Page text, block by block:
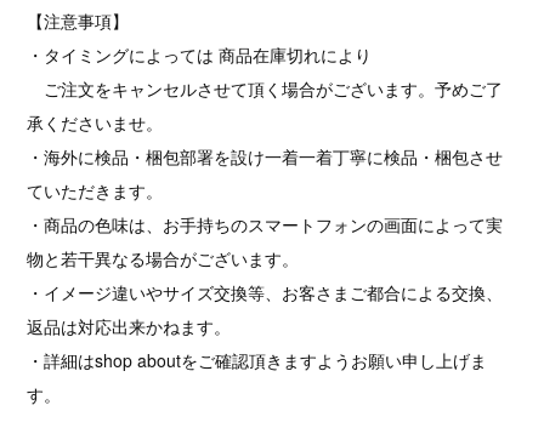
【注意事項】
・タイミングによっては 商品在庫切れにより
ご注文をキャンセルさせて頂く場合がございます。予めご了
承くださいませ。
・海外に検品・梱包部署を設け一着一着丁寧に検品・梱包させ
ていただきます。
・商品の色味は、お手持ちのスマートフォンの画面によって実
物と若干異なる場合がございます。
・イメージ違いやサイズ交換等、お客さまご都合による交換、
返品は対応出来かねます。
・詳細はshop aboutをご確認頂きますようお願い申し上げま
す。